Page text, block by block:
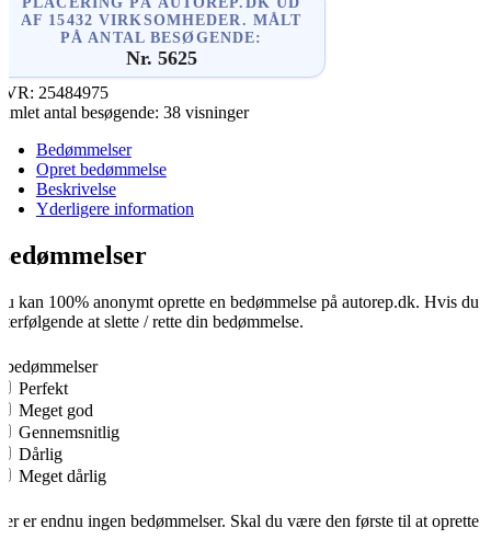
AF 15432 VIRKSOMHEDER. MÅLT
PÅ ANTAL BESØGENDE:
Nr. 5625
25484975
antal besøgende: 38 visninger
Bedømmelser
Opret bedømmelse
Beskrivelse
Yderligere information
kan 100% anonymt oprette en bedømmelse på autorep.dk. Hvis
at slette / rette din bedømmelse.
bedømmelser
Perfekt
Meget god
Gennemsnitlig
Dårlig
Meget dårlig
er endnu ingen bedømmelser. Skal du være den første til at oprette